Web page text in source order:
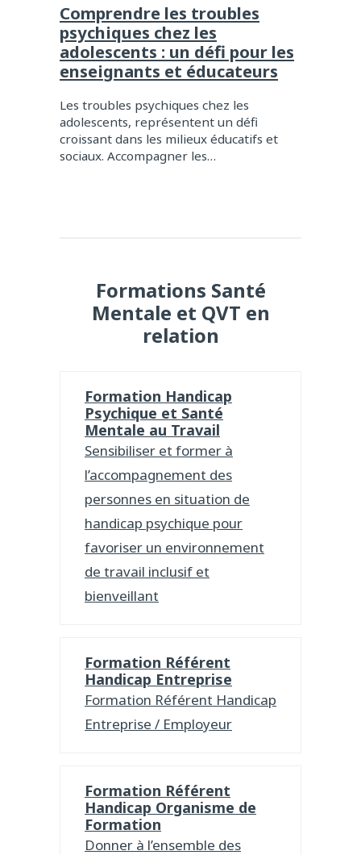
Comprendre les troubles
psychiques chez les
adolescents : un défi pour les
enseignants et éducateurs
Les troubles psychiques chez les
adolescents, représentent un défi
croissant dans les milieux éducatifs et
sociaux. Accompagner les…
Formations Santé
Mentale et QVT en
relation
Formation Handicap
Psychique et Santé
Mentale au Travail
Sensibiliser et former à
l’accompagnement des
personnes en situation de
handicap psychique pour
favoriser un environnement
de travail inclusif et
bienveillant
Formation Référent
Handicap Entreprise
Formation Référent Handicap
Entreprise / Employeur
Formation Référent
Handicap Organisme de
Formation
Donner à l’ensemble des